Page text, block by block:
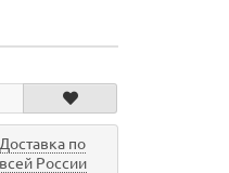
Доставка по
всей России